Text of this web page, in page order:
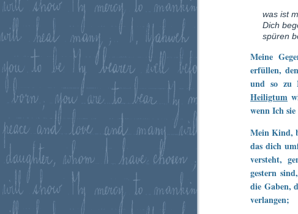
was ist
Dich
spüren
Meine
erfüllen,
und so zu
Heiligtum
wenn Ich
Mein Kind,
das dich
versteht,
gestern
die Gaben,
verlangen;